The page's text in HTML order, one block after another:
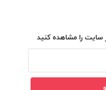
را مشاهده کنید